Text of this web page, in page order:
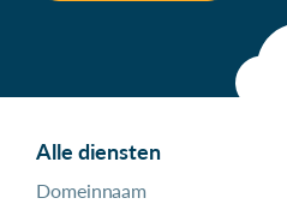
Alle diensten
Domeinnaam